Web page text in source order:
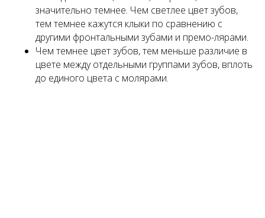
значительно темнее. Чем светлее цвет зубов,
тем темнее кажутся клыки по сравнению с
другими фронтальными зубами и премо-лярами.
Чем темнее цвет зубов, тем меньше различие в
цвете между отдельными группами зубов, вплоть
до единого цвета с молярами.